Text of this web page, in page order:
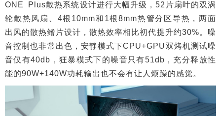
ONE Plus散热系统设计进行大幅升级，52片扇叶的双涡
轮散热风扇、4根10mm和1根8mm热管分区导热，两面
出风的散热鳍片设计，散热效率相比初代提升约30%。噪
音控制也非常出色，安静模式下CPU+GPU双烤机测试噪
音仅有40db，狂暴模式下的噪音只有51db，充分释放性
能的90W+140W功耗输出也不会有让人烦躁的感觉。